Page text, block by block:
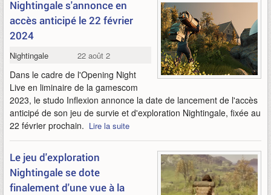
Nightingale s'annonce en
accès anticipé le 22 février
2024
Nightingale 22 août 2023
Dans le cadre de l'Opening Night
Live en liminaire de la gamescom
2023, le studo Inflexion annonce la date de lancement de l'accès
anticipé de son jeu de survie et d'exploration Nightingale, fixée au
22 février prochain. Lire la suite
Le jeu d'exploration
Nightingale se dote
finalement d'une vue à la